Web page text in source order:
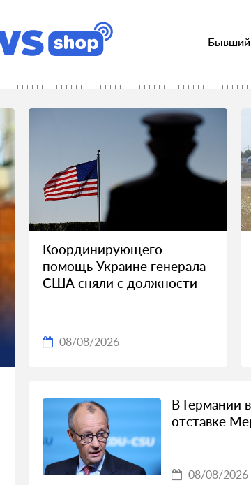
Бывший
Координирующего
помощь Украине генерала
США сняли с должности
08/08/2026
В Германии
отставке
08/08/2026